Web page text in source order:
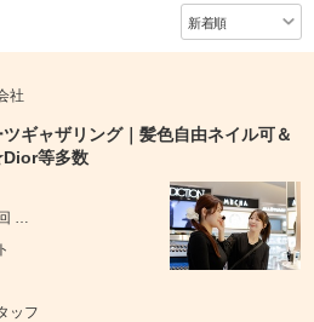
社
ツギャザリング｜髪色自由ネイル可＆
等多数
…
ッフ